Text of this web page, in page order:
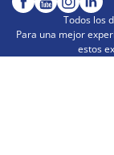
Todos los
Para una mejor
estos